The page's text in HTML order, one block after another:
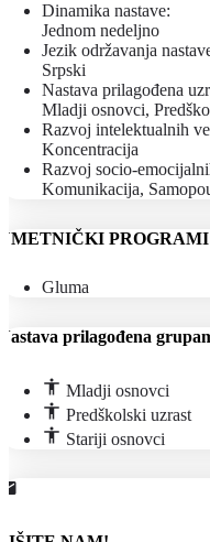
Dinamika nastave:
Jednom nedeljno
Jezik održavanja
Srpski
Nastava prilagođena
Mladji osnovci,
Razvoj intelektualnih
Koncentracija
Razvoj socio-
Komunikacija,
Gluma
prilagođena
Mladji osnovci
Predškolski uzrast
Stariji osnovci